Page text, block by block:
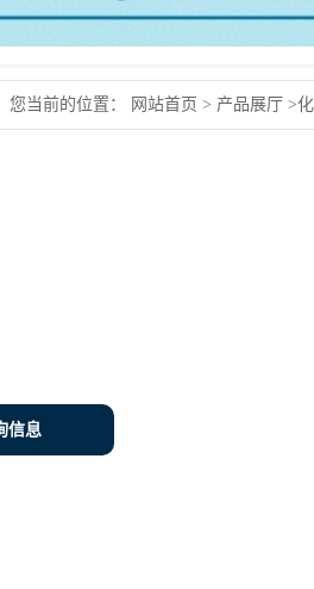
您当前的位置： 网站首页 > 产品展厅 >
信息